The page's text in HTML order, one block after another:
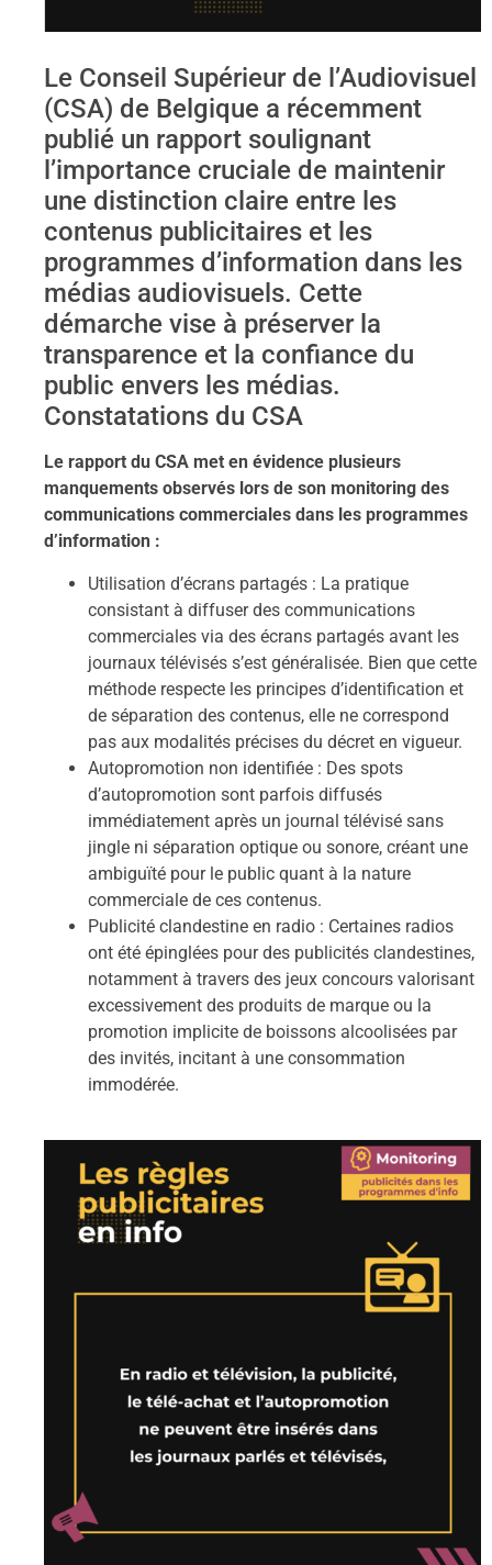
Le Conseil Supérieur de l’Audiovisuel
(CSA) de Belgique a récemment
publié un rapport soulignant
l’importance cruciale de maintenir
une distinction claire entre les
contenus publicitaires et les
programmes d’information dans les
médias audiovisuels. Cette
démarche vise à préserver la
transparence et la confiance du
public envers les médias.
Constatations du CSA
Le rapport du CSA met en évidence plusieurs
manquements observés lors de son monitoring des
communications commerciales dans les programmes
d’information :
Utilisation d’écrans partagés : La pratique
consistant à diffuser des communications
commerciales via des écrans partagés avant les
journaux télévisés s’est généralisée. Bien que cette
méthode respecte les principes d’identification et
de séparation des contenus, elle ne correspond
pas aux modalités précises du décret en vigueur.
Autopromotion non identifiée : Des spots
d’autopromotion sont parfois diffusés
immédiatement après un journal télévisé sans
jingle ni séparation optique ou sonore, créant une
ambiguïté pour le public quant à la nature
commerciale de ces contenus.
Publicité clandestine en radio : Certaines radios
ont été épinglées pour des publicités clandestines,
notamment à travers des jeux concours valorisant
excessivement des produits de marque ou la
promotion implicite de boissons alcoolisées par
des invités, incitant à une consommation
immodérée.